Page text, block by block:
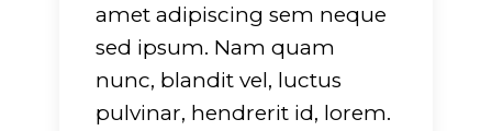
amet adipiscing sem neque
sed ipsum. Nam quam
nunc, blandit vel, luctus
pulvinar, hendrerit id, lorem.